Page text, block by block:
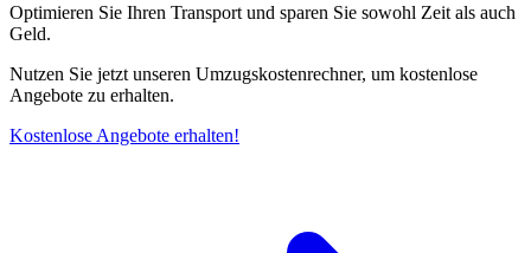
Optimieren Sie Ihren Transport und sparen Sie sowohl Zeit als auch
Geld.
Nutzen Sie jetzt unseren Umzugskostenrechner, um kostenlose
Angebote zu erhalten.
Kostenlose Angebote erhalten!